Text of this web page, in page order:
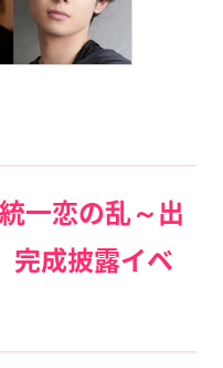
一恋の乱～出
完成披露イベ